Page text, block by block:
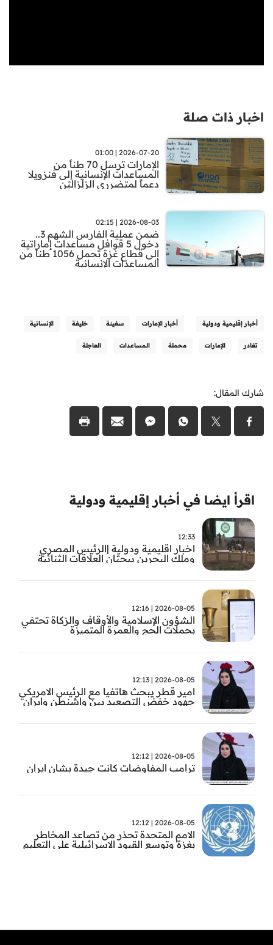
اخبار ذات صلة
2026-07-20 | 01:00
الإمارات ترسل 70 طناً من
المساعدات الإنسانية إلى فنزويلا
دعماً لمتضرري الزلزاليْن
2026-08-03 | 02:15
ضمن عملية الفارس الشهم 3..
دخول 5 قوافل مساعدات إماراتية
إلى قطاع غزة تحمل 1056 طناً من
المساعدات الإنسانية
أخبار إقليمية ودولية أخبار الإمارات سفينة خليفة الإنسانية
تغادر الإمارات محملة المساعدات العاجلة
شارك المقال:
اقرأ ايضا في أخبار إقليمية ودولية
12:33
اخبار اقليمية ودولية |الرئيس المصري
وملك البحرين يبحثان العلاقات الثنائية
2026-08-05 | 12:16
الشؤون الإسلامية والأوقاف والزكاة تحتفي
بحملات الحج والعمرة المتميزة
2026-08-05 | 12:13
امير قطر يبحث هاتفيا مع الرئيس الامريكي
جهود خفض التصعيد بين واشنطن وايران
2026-08-05 | 12:12
ترامب المفاوضات كانت جيدة بشان ايران
2026-08-05 | 12:12
الامم المتحدة تحذر من تصاعد المخاطر
بغزة وتوسع القيود الاسرائيلية على التعليم